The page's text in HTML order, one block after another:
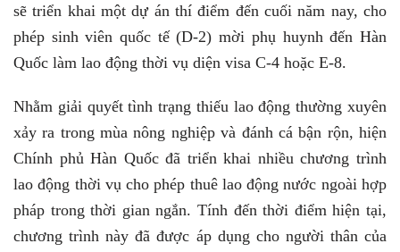
sẽ triển khai một dự án thí điểm đến cuối năm nay, cho
phép sinh viên quốc tế (D-2) mời phụ huynh đến Hàn
Quốc làm lao động thời vụ diện visa C-4 hoặc E-8.
Nhằm giải quyết tình trạng thiếu lao động thường xuyên
xảy ra trong mùa nông nghiệp và đánh cá bận rộn, hiện
Chính phủ Hàn Quốc đã triển khai nhiều chương trình
lao động thời vụ cho phép thuê lao động nước ngoài hợp
pháp trong thời gian ngắn. Tính đến thời điểm hiện tại,
chương trình này đã được áp dụng cho người thân của